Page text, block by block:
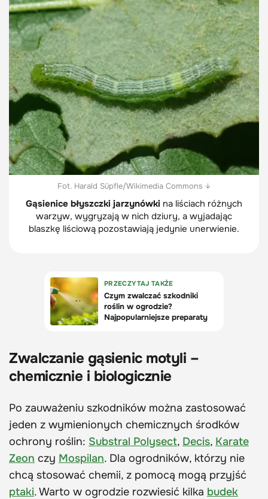
Fot. Harald Süpfle/Wikimedia Commons ↓
Gąsienice błyszczki jarzynówki na liściach różnych
warzyw, wygryzają w nich dziury, a wyjadając
blaszkę liściową pozostawiają jedynie unerwienie.
Zwalczanie gąsienic motyli –
chemicznie i biologicznie
Po zauważeniu szkodników można zastosować
jeden z wymienionych chemicznych środków
ochrony roślin: Substral Polysect, Decis, Karate
Zeon czy Mospilan. Dla ogrodników, którzy nie
chcą stosować chemii, z pomocą mogą przyjść
ptaki. Warto w ogrodzie rozwiesić kilka budek